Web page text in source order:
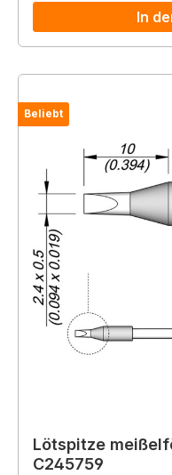
In
Beliebt
Lötspitze
C245759